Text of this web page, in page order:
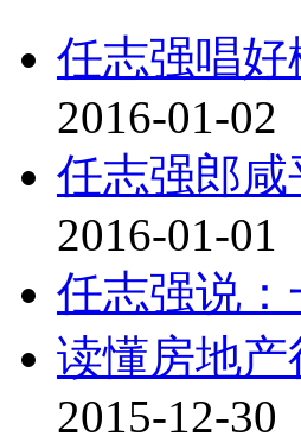
任志强唱好
2016-01-02
任志强郎
2016-01-01
任志强说
读懂房地产
2015-12-30